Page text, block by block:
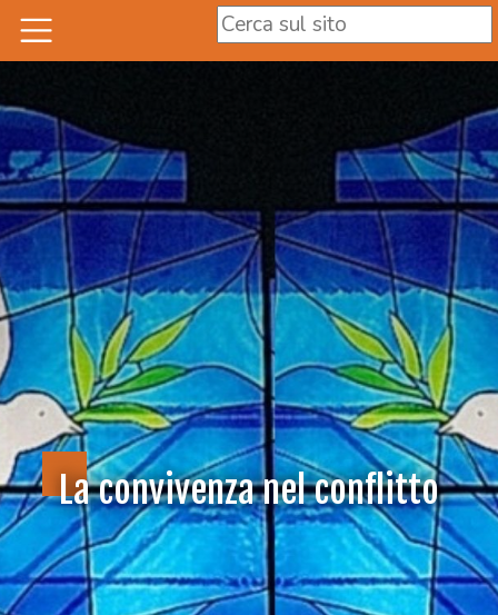
La convivenza nel conflitto